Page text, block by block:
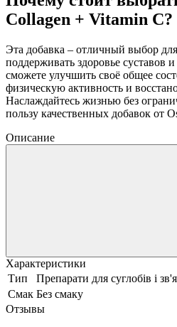
Collagen + Vitamin C?
Эта добавка – отличный выбор
поддерживать здоровье
сможете улучшить своё общее
физическую активность и
Наслаждайтесь жизнью без
пользу качественных добавок от
Описание
Характеристики
Тип
Препарати для суглобів і
Смак Без смаку
Отзывы